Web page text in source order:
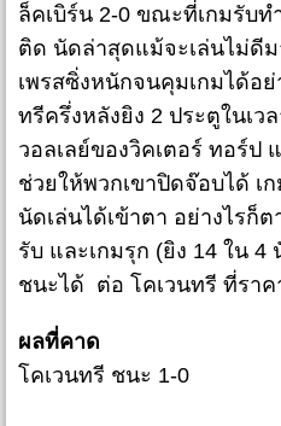
ล็คเบิร์น 2-0 ขณะที่เกมรับท
ติด นัดล่าสุดแม้จะเล่นไม่ดีม
เพรสซิ่งหนักจนคุมเกมได้อ
ทรีครึ่งหลังยิง 2 ประตูในเว
วอลเลย์ของวิคเตอร์ ทอร์ป
ช่วยให้พวกเขาปิดจ๊อบได้ เ
นัดเล่นได้เข้าตา อย่างไรก็
รับ และเกมรุก (ยิง 14 ใน
ชนะได้ ต่อ โคเวนทรี ที่ราค
ผลที่คาด
โคเวนทรี ชนะ 1-0